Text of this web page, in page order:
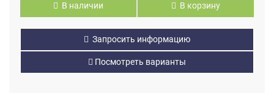
В наличии В корзину
Запросить информацию
Посмотреть варианты